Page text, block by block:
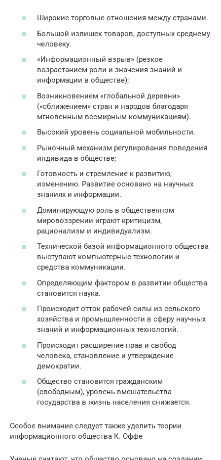
Широкие торговые отношения между странами.
Большой излишек товаров, доступных среднему
человеку.
«Информационный взрыв» (резкое
возрастанием роли и значения знаний и
информации в обществе);
Возникновением «глобальной деревни»
(«сближением» стран и народов благодаря
мгновенным всемирным коммуникациям).
Высокий уровень социальной мобильности.
Рыночный механизм регулирования поведения
индивида в обществе;
Готовность и стремление к развитию,
изменению. Развитие основано на научных
знаниях и информации.
Доминирующую роль в общественном
мировоззрении играют критицизм,
рационализм и индивидуализм.
Технической базой информационного общества
выступают компьютерные технологии и
средства коммуникации.
Определяющим фактором в развитии общества
становится наука.
Происходит отток рабочей силы из сельского
хозяйства и промышленности в сферу научных
знаний и информационных технологий.
Происходит расширение прав и свобод
человека, становление и утверждение
демократии.
Общество становится гражданским
(свободным), уровень вмешательства
государства в жизнь населения снижается.
Особое внимание следует также уделить теории
информационного общества К. Оффе